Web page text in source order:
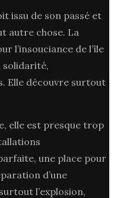
issu de son passé et
autre chose. La
l’insouciance de l’île
solidarité,
Elle découvre surtout
elle est presque trop
une place pour
d’une
l’explosion,